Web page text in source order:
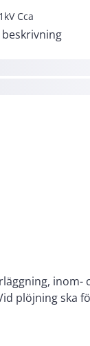
Cca
plöjning ska